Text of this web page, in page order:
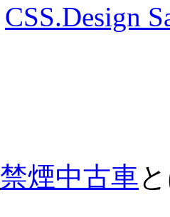
CSS.Design
禁煙中古車